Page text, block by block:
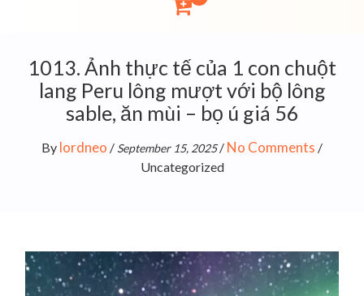
1013. Ảnh thực tế của 1 con chuột
lang Peru lông mượt với bộ lông
sable, ăn mùi – bọ ú giá 56
By lordneo / September 15, 2025/ No Comments /
Uncategorized